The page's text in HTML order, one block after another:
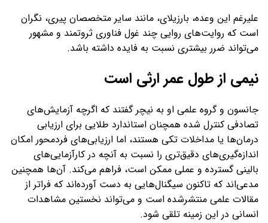
علیرغم این وعده، بارزیلای، مانند سایر متخصصان پیری، نگران
است که روایت‌های روایی چند غول فناوری ثروتمند و مشهور
می‌تواند ضرر بیشتری نسبت به فایده داشته باشد.
نیمی از طول عمر ارثی است
جانسون و گروه علمی او به نیچر گفتند که اگرچه آزمایش‌های
تصادفی کنترل‌ شده همچنان استاندارد طلایی برای ارزیابی
درمان‌ها یا مداخلات تکی هستند، اما ارزیابی‌های فردمحور امکان
اندازه‌گیری‌های دقیق‌تری را نسبت به آنچه در کارآزمایی‌های
بالینی گسترده و عملی ممکن است، فراهم می‌کند. آن‌ها همچنین
مدعی‌اند که تاکنون سیگنال‌هایی به ‌دست آورده‌اند که فراتر از
مقالات علمی منتشرشده است و می‌تواند نخستین مشاهدات
انسانی در این زمینه تلقی شود.